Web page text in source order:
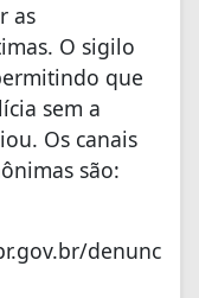
as
O sigilo
que
sem a
Os canais
são:
denunc